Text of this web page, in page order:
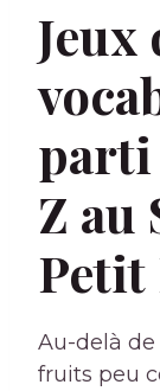
Jeux
parti
Z au
Petit
Au-delà
fruits peu